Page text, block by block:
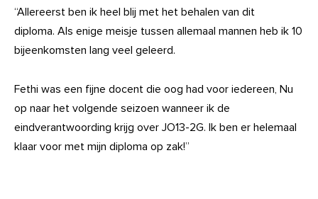
“Allereerst ben ik heel blij met het behalen van dit
diploma. Als enige meisje tussen allemaal mannen heb ik 10
bijeenkomsten lang veel geleerd.
Fethi was een fijne docent die oog had voor iedereen, Nu
op naar het volgende seizoen wanneer ik de
eindverantwoording krijg over JO13-2G. Ik ben er helemaal
klaar voor met mijn diploma op zak!”